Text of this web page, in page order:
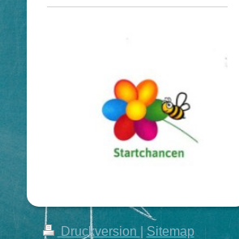
Druckversion
Sitemap